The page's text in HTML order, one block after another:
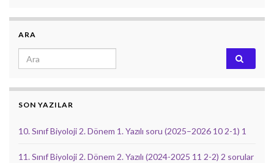
ARA
Search for:
SON YAZILAR
10. Sınıf Biyoloji 2. Dönem 1. Yazılı soru (2025–2026 10 2-1) 1
11. Sınıf Biyoloji 2. Dönem 2. Yazılı (2024-2025 11 2-2) 2 sorular